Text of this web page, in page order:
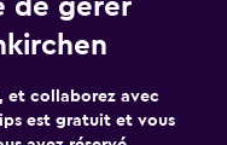
de gérer
et collaborez avec
est gratuit et vous